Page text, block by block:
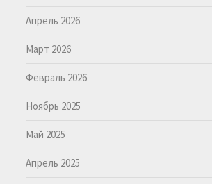
Апрель 2026
Март 2026
Февраль 2026
Ноябрь 2025
Май 2025
Апрель 2025